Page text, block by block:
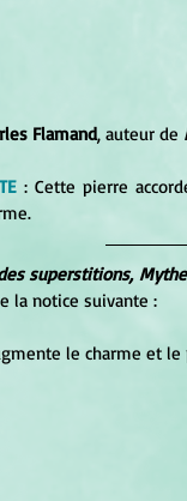
Flamand, auteur de
: Cette pierre
superstitions,
la notice suivante :
le charme et le